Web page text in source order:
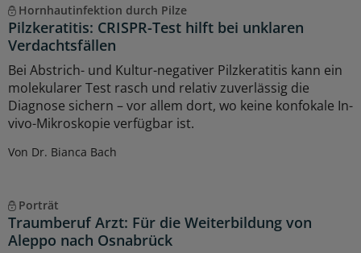
Hornhautinfektion durch Pilze
Pilzkeratitis: CRISPR-Test hilft bei unklaren
Verdachtsfällen
Bei Abstrich- und Kultur-negativer Pilzkeratitis kann ein
molekularer Test rasch und relativ zuverlässig die
Diagnose sichern – vor allem dort, wo keine konfokale In-
vivo-Mikroskopie verfügbar ist.
Von Dr. Bianca Bach
Porträt
Traumberuf Arzt: Für die Weiterbildung von
Aleppo nach Osnabrück